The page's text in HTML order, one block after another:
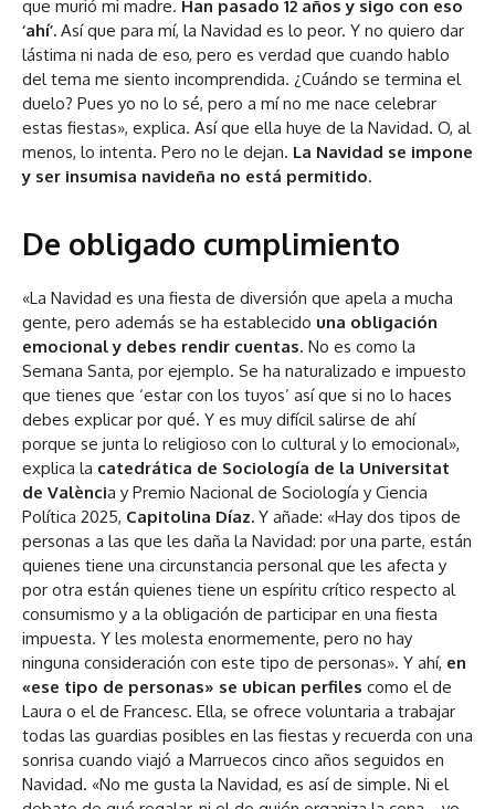
que murió mi madre. Han pasado 12 años y sigo con eso
‘ahí’. Así que para mí, la Navidad es lo peor. Y no quiero dar
lástima ni nada de eso, pero es verdad que cuando hablo
del tema me siento incomprendida. ¿Cuándo se termina el
duelo? Pues yo no lo sé, pero a mí no me nace celebrar
estas fiestas», explica. Así que ella huye de la Navidad. O, al
menos, lo intenta. Pero no le dejan. La Navidad se impone
y ser insumisa navideña no está permitido.
De obligado cumplimiento
«La Navidad es una fiesta de diversión que apela a mucha
gente, pero además se ha establecido una obligación
emocional y debes rendir cuentas. No es como la
Semana Santa, por ejemplo. Se ha naturalizado e impuesto
que tienes que ‘estar con los tuyos’ así que si no lo haces
debes explicar por qué. Y es muy difícil salirse de ahí
porque se junta lo religioso con lo cultural y lo emocional»,
explica la catedrática de Sociología de la Universitat
de València y Premio Nacional de Sociología y Ciencia
Política 2025, Capitolina Díaz. Y añade: «Hay dos tipos de
personas a las que les daña la Navidad: por una parte, están
quienes tiene una circunstancia personal que les afecta y
por otra están quienes tiene un espíritu crítico respecto al
consumismo y a la obligación de participar en una fiesta
impuesta. Y les molesta enormemente, pero no hay
ninguna consideración con este tipo de personas». Y ahí, en
«ese tipo de personas» se ubican perfiles como el de
Laura o el de Francesc. Ella, se ofrece voluntaria a trabajar
todas las guardias posibles en las fiestas y recuerda con una
sonrisa cuando viajó a Marruecos cinco años seguidos en
Navidad. «No me gusta la Navidad, es así de simple. Ni el